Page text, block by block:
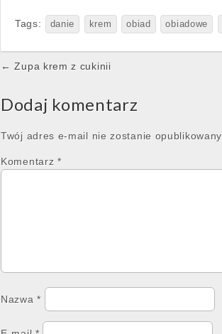
Tags: danie krem obiad obiadowe
Post
← Zupa krem z cukinii
Dodaj komentarz
Twój adres e-mail nie zostanie opublikowany.
Komentarz *
Nazwa*